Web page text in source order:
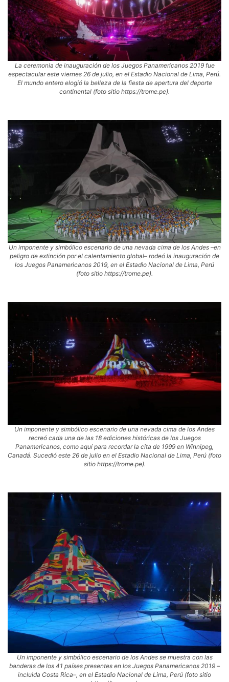
La ceremonia de inauguración de los Juegos Panamericanos 2019 fue
espectacular este viernes 26 de julio, en el Estadio Nacional de Lima, Perú.
El mundo entero elogió la belleza de la fiesta de apertura del deporte
continental (foto sitio https://trome.pe).
Un imponente y simbólico escenario de una nevada cima de los Andes –en
peligro de extinción por el calentamiento global– rodeó la inauguración de
los Juegos Panamericanos 2019, en el Estadio Nacional de Lima, Perú
(foto sitio https://trome.pe).
Un imponente y simbólico escenario de una nevada cima de los Andes
recreó cada una de las 18 ediciones históricas de los Juegos
Panamericanos, como aquí para recordar la cita de 1999 en Winnipeg,
Canadá. Sucedió este 26 de julio en el Estadio Nacional de Lima, Perú (foto
sitio https://trome.pe).
Un imponente y simbólico escenario de los Andes se muestra con las
banderas de los 41 países presentes en los Juegos Panamericanos 2019 –
incluida Costa Rica–, en el Estadio Nacional de Lima, Perú (foto sitio